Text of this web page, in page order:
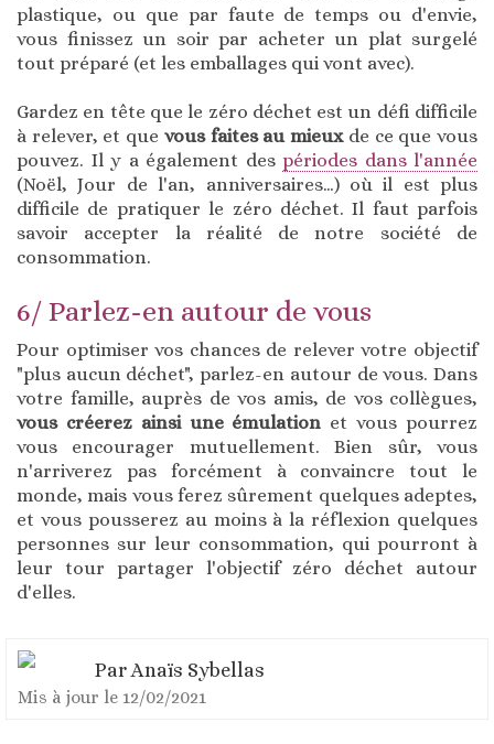
plastique, ou que par faute de temps ou d'envie,
vous finissez un soir par acheter un plat surgelé
tout préparé (et les emballages qui vont avec).
Gardez en tête que le zéro déchet est un défi difficile
à relever, et que vous faites au mieuxde ce que vous
pouvez. Il y a également des périodes dans l'année
(Noël, Jour de l'an, anniversaires…) où il est plus
difficile de pratiquer le zéro déchet. Il faut parfois
savoir accepter la réalité de notre société de
consommation.
6/ Parlez-en autour de vous
Pour optimiser vos chances de relever votre objectif
"plus aucun déchet", parlez-en autour de vous. Dans
votre famille, auprès de vos amis, de vos collègues,
vous créerez ainsi une émulation et vous pourrez
vous encourager mutuellement. Bien sûr, vous
n'arriverez pas forcément à convaincre tout le
monde, mais vous ferez sûrement quelques adeptes,
et vous pousserez au moins à la réflexion quelques
personnes sur leur consommation, qui pourront à
leur tour partager l'objectif zéro déchet autour
d'elles.
ParAnaïs Sybellas
Mis à jour le 12/02/2021